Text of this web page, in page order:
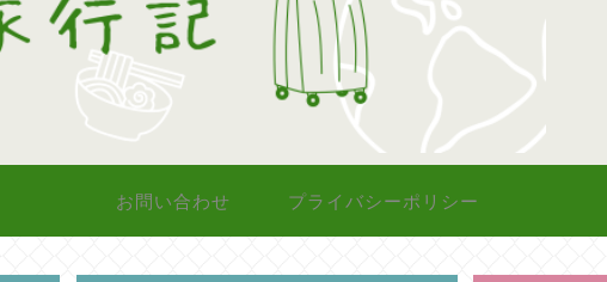
お問い合わせ プライバシーポリシー